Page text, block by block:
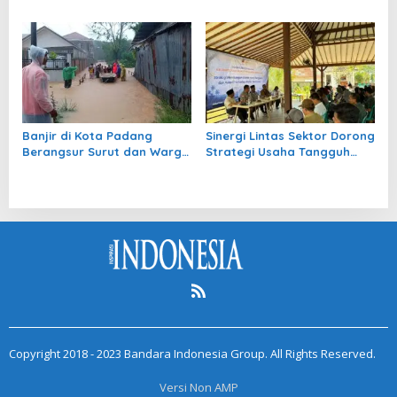
Banjir di Kota Padang
Berangsur Surut dan Warga
Sinergi Lintas Sektor Dorong
Strategi Usaha Tangguh
Copyright 2018 - 2023 Bandara Indonesia Group. All Rights Reserved.
Versi Non AMP